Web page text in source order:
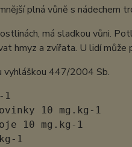
plná vůně s nádechem
má sladkou vůni.
hmyz a zvířata. U lidí může
vyhláškou 447/2004 Sb.
1
10 mg.kg-1
10 mg.kg-1
1